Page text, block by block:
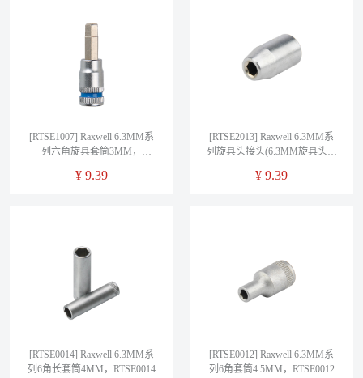
[RTSE1007] Raxwell 6.3MM系
列六角旋具套筒3MM，
¥ 9.39
[RTSE2013] Raxwell 6.3MM系
列旋具头接头(6.3MM旋具头插
¥9.39
[RTSE0014] Raxwell 6.3MM系
列6角长套筒4MM，RTSE0014
[RTSE0012] Raxwell 6.3MM系
列6角套筒4.5MM，RTSE0012